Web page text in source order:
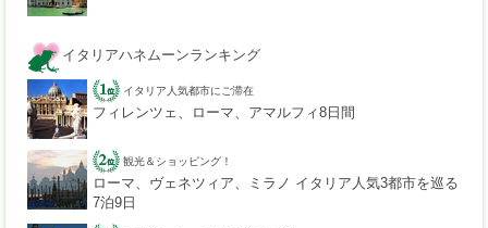
イタリアハネムーンランキング
イタリア人気都市にご滞在
フィレンツェ、ローマ、アマルフィ8日間
観光＆ショッピング！
ローマ、ヴェネツィア、ミラノ イタリア人気3都市を巡る
7泊9日